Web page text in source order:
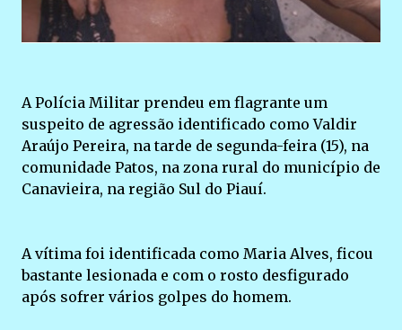
A Polícia Militar prendeu em flagrante um
suspeito de agressão identificado como Valdir
Araújo Pereira, na tarde de segunda-feira (15), na
comunidade Patos, na zona rural do município de
Canavieira, na região Sul do Piauí.
A vítima foi identificada como Maria Alves, ficou
bastante lesionada e com o rosto desfigurado
após sofrer vários golpes do homem.